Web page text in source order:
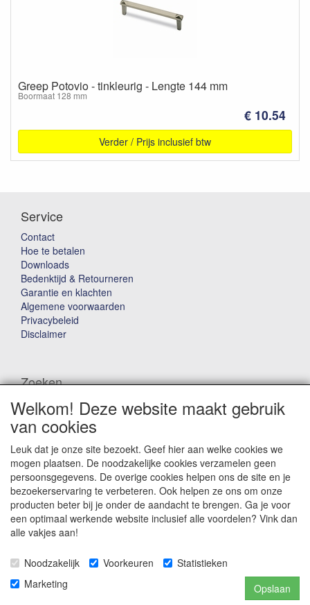
Greep Potovio - tinkleurig - Lengte 144 mm
Boormaat 128 mm
€ 10.54
Verder / Prijs inclusief btw
Service
Contact
Hoe te betalen
Downloads
Bedenktijd & Retourneren
Garantie en klachten
Algemene voorwaarden
Privacybeleid
Disclaimer
Zoeken
Waar ben je naar op zoek?
Winkelwagen
Uw winkelwagen is leeg
Welkom! Deze website maakt gebruik
van cookies
Leuk dat je onze site bezoekt. Geef hier aan welke cookies we
mogen plaatsen. De noodzakelijke cookies verzamelen geen
persoonsgegevens. De overige cookies helpen ons de site en je
bezoekerservaring te verbeteren. Ook helpen ze ons om onze
producten beter bij je onder de aandacht te brengen. Ga je voor
een optimaal werkende website inclusief alle voordelen? Vink dan
alle vakjes aan!
Noodzakelijk Voorkeuren
Statistieken
Marketing
Opslaan